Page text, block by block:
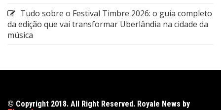
Tudo sobre o Festival Timbre 2026: o guia completo
da edição que vai transformar Uberlândia na cidade da
música
© Copyright 2018. All Right Reserved. Royale News by